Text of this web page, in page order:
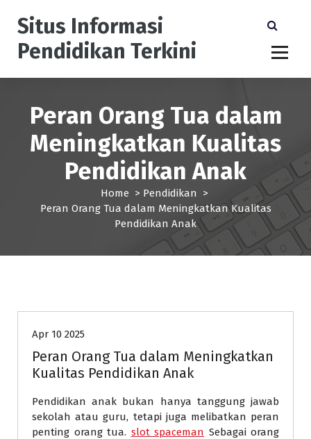
Situs Informasi
Pendidikan Terkini
Peran Orang Tua dalam
Meningkatkan Kualitas
Pendidikan Anak
Home > Pendidikan >
Peran Orang Tua dalam Meningkatkan Kualitas
Pendidikan Anak
Apr 10 2025
Peran Orang Tua dalam Meningkatkan
Kualitas Pendidikan Anak
Pendidikan anak bukan hanya tanggung jawab
sekolah atau guru, tetapi juga melibatkan peran
penting orang tua. slot spaceman Sebagai orang